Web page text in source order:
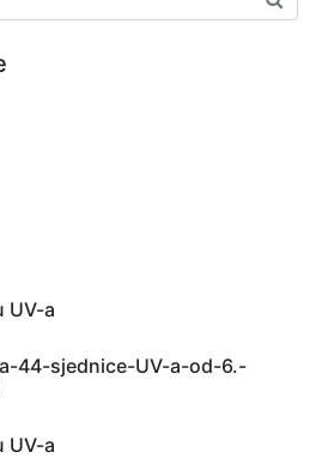
UV-a
44-sjednice-UV-a-od-6.-
UV-a